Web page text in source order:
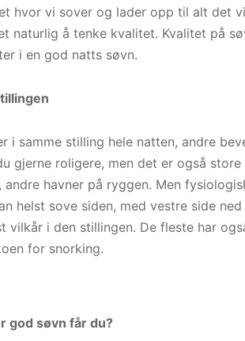
hvor vi sover og lader opp til alt det
naturlig å tenke kvalitet. Kvalitet på
i en god natts søvn.
i samme stilling hele natten, andre
gjerne roligere, men det er også
andre havner på ryggen. Men
helst sove siden, med vestre side
vilkår i den stillingen. De fleste har
for snorking.
god søvn får du?